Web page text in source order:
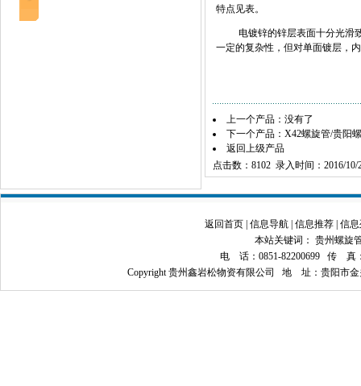
特点见表。
电镀锌的锌层表面十分光滑
一定的复杂性，但对单面镀层，
上一个产品：没有了
下一个产品： X42螺旋管/贵阳
返回上级产品
点击数：8102 录入时间：2016/10/
返回首页 信息导航 信息推荐 信
本站关键词： 贵州螺旋
电 话：0851-82200699 传 真：
Copyright 贵州鑫岩松物资有限公司 地 址：贵阳市